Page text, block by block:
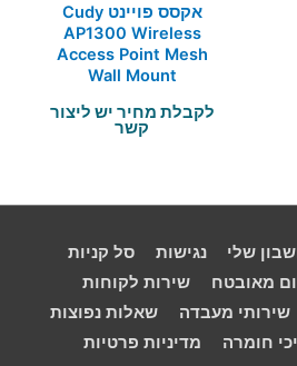
אקסס פויינט Cudy
AP1300 Wireless
Access Point Mesh
Wall Mount
לקבלת מחיר יש ליצור
קשר
שלי נגישות
סל קניות
מאובטח
שירות לקוחות
שירותי מעבדה
שאלות נפוצות
חומרה מדיניות פרטיות